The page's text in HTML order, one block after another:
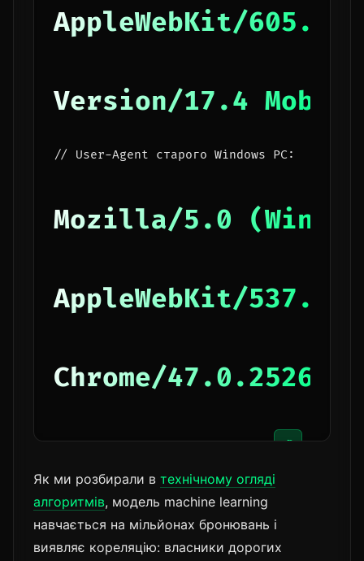
AppleWebKit/
Version/17.4
// User-Agent старого Windows PC:
Mozilla/5.0
AppleWebKit/
Chrome/
Як ми розбирали в технічному огляді
алгоритмів, модель machine learning
навчається на мільйонах бронювань і
виявляє кореляцію: власники дорогих